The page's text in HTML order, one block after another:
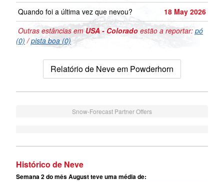
Quando foi a última vez que nevou?
18 May 2026
Outras estâncias emUSA - Colorado estão a reportar: pó
(0) /pista boa (0)
Relatório de Neve em Powderhorn
Snow-Forecast Partner Offers
Histórico de Neve
Semana 2 do mês August teve uma média de: